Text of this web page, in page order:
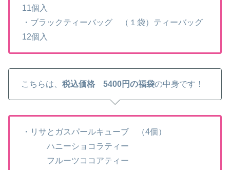
11個入
・ブラックティーバッグ （１袋）ティーバッグ
12個入
こちらは、 税込価格 5400円の福袋の中身です！
・リサとガスパールキューブ （4個）
ハニーショコラティー
フルーツココアティー